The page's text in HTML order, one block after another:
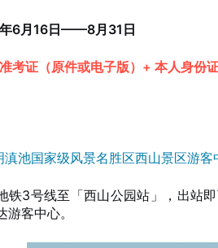
6月16日——8月31日
考证（原件或电子版）+ 本人身份
滇池国家级风景名胜区西山景区游客
铁3号线至「西山公园站」，出站
游客中心。